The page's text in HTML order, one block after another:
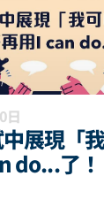
日
展現「
do...了！